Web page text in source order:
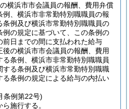
横浜市市会議員の報酬、費用弁償
例、横浜市非常勤特別職職員の報
例及び横浜市常勤特別職職員の
の規定に基づいて、この条例の
日までの間に支払われた給与
の横浜市市会議員の報酬、費用
条例、横浜市非常勤特別職職員
る条例及び横浜市常勤特別職職
る条例の規定による給与の内払い
条例第22号)
施行する。